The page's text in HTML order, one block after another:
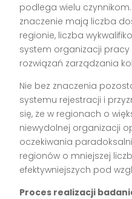
podlega wielu
znaczenie mają liczba
regionie, liczba
system organizacji pracy
rozwiązań zarządzania
Nie bez znaczenia
systemu rejestracji i
się, że w regionach o
niewydolnej organizacji
oczekiwania
regionów o mniejszej
efektywniejszych pod
Proces realizacji